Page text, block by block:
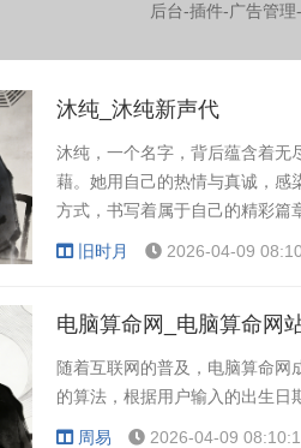
后台-插件-广告管
沐纯_沐纯新声代
沐纯，一个名字，背后蕴含着无
藉。她用自己的热情与真诚，感
方式，书写着属于自己的精彩篇
旧时月 2026-04-09
电脑算命网_电脑算命网
随着互联网的普及，电脑算命
的算法，根据用户输入的出生日
周易 2026-04-09